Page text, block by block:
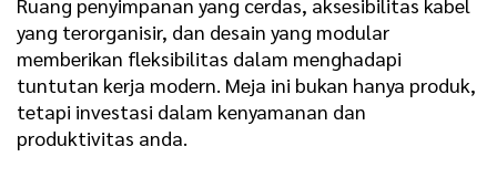
Ruang penyimpanan yang cerdas, aksesibilitas kabel
yang terorganisir, dan desain yang modular
memberikan fleksibilitas dalam menghadapi
tuntutan kerja modern. Meja ini bukan hanya produk,
tetapi investasi dalam kenyamanan dan
produktivitas anda.